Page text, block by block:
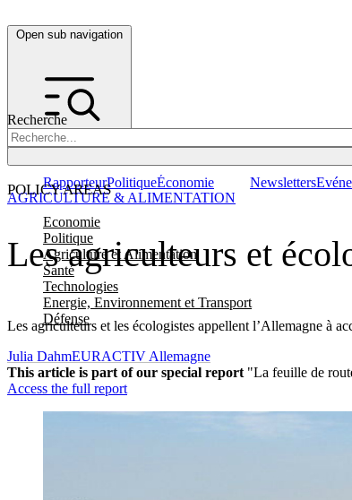
Open sub navigation
Recherche
POLICY AREAS
Economie
Politique
Agriculture et Alimentation
Santé
Technologies
Energie, Environnement et Transport
Défense
RapporteurPolitiqueÉconomie Newsletters
Les agriculteurs et
Les agriculteurs et les écologistes appellent l’Allemagne à
AGRICULTURE & ALIMENTATION
Julia DahmEURACTIV Allemagne
This article is part of our special report "La feuille de
Access the full report